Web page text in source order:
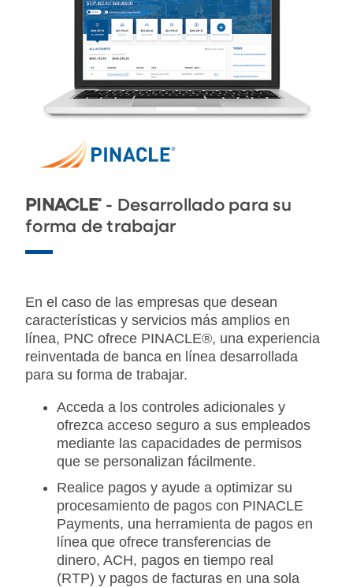
PINACLE® - Desarrollado para su
forma de trabajar
En el caso de las empresas que desean
características y servicios más amplios en
línea, PNC ofrece PINACLE®, una experiencia
reinventada de banca en línea desarrollada
para su forma de trabajar.
Acceda a los controles adicionales y
ofrezca acceso seguro a sus empleados
mediante las capacidades de permisos
que se personalizan fácilmente.
Realice pagos y ayude a optimizar su
procesamiento de pagos con PINACLE
Payments, una herramienta de pagos en
línea que ofrece transferencias de
dinero, ACH, pagos en tiempo real
(RTP) y pagos de facturas en una sola